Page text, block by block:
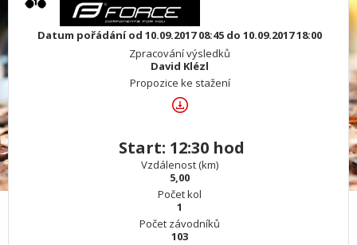
Datum pořádání od 10.09.2017 08:45 do 10.09.2017 18:00
Zpracování výsledků
David Klézl
Propozice ke stažení
Start: 12:30 hod
Vzdálenost (km)
5,00
Počet kol
1
Počet závodníků
103